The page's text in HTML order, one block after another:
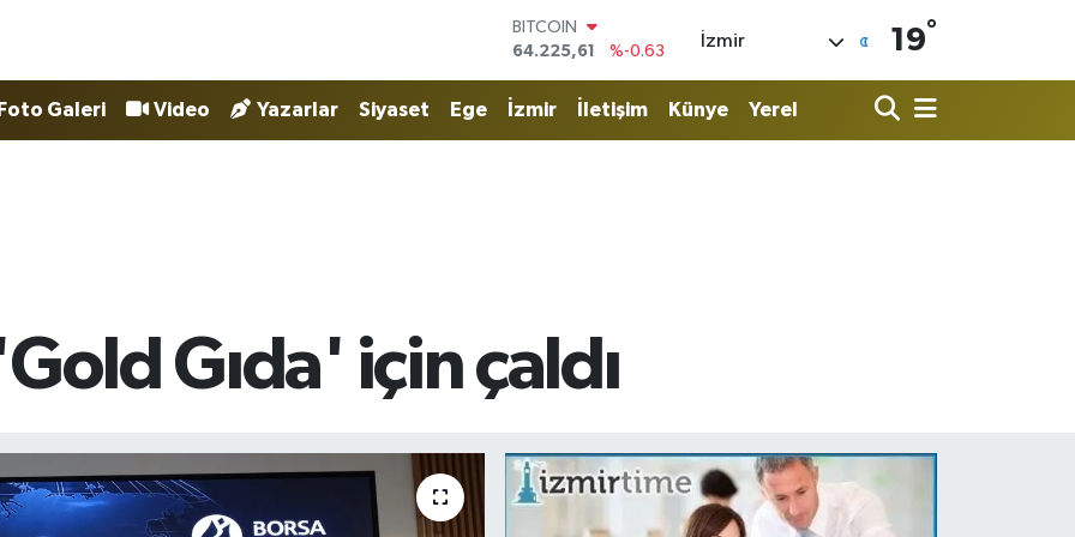
DOLAR
47,7143
%0.16
55,0317
%-0.02
İzmir 19°
Foto Galeri Video Yazarlar Siyaset Ege İzmir İletişim Künye Yerel
Gıda' için çaldı